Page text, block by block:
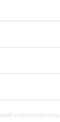
valitud